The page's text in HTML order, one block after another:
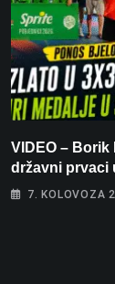
VIDEO – Borik
državni prvaci
košarci, Klara
7. KOLOVOZA